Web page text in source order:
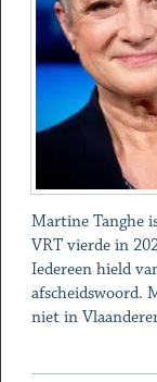
Martine Tanghe
VRT vierde in
Iedereen hield
afscheidswoord.
niet in